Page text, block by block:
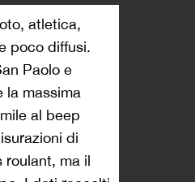
atletica,
poco diffusi.
Paolo e
la massima
al beep
di
roulant, ma il